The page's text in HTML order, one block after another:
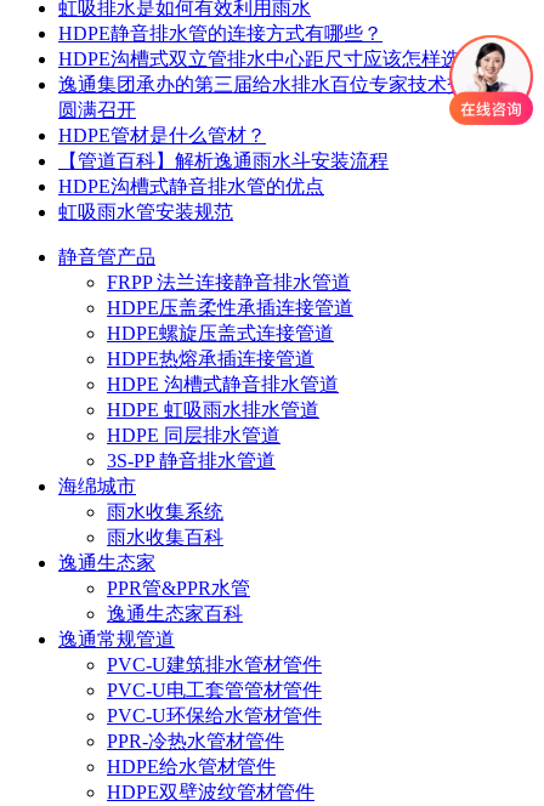
虹吸排水是如何有效利用雨水
HDPE静音排水管的连接方式有哪些？
HDPE沟槽式双立管排水中心距尺寸应该怎样选取
逸通集团承办的第三届给水排水百位专家技术交流大会
圆满召开
HDPE管材是什么管材？
【管道百科】解析逸通雨水斗安装流程
HDPE沟槽式静音排水管的优点
虹吸雨水管安装规范
静音管产品
FRPP 法兰连接静音排水管道
HDPE压盖柔性承插连接管道
HDPE螺旋压盖式连接管道
HDPE热熔承插连接管道
HDPE 沟槽式静音排水管道
HDPE 虹吸雨水排水管道
HDPE 同层排水管道
3S-PP 静音排水管道
海绵城市
雨水收集系统
雨水收集百科
逸通生态家
PPR管&PPR水管
逸通生态家百科
逸通常规管道
PVC-U建筑排水管材管件
PVC-U电工套管管材管件
PVC-U环保给水管材管件
PPR-冷热水管材管件
HDPE给水管材管件
HDPE双壁波纹管材管件